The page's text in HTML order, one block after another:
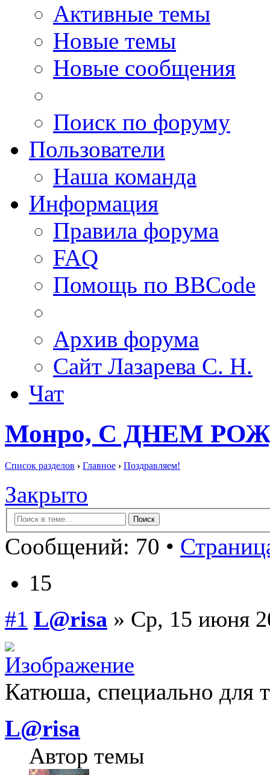
Активные темы
Новые темы
Новые сообщения
Поиск по форуму
Пользователи
Наша команда
Информация
Правила форума
FAQ
Помощь по BBCode
Архив форума
Сайт Лазарева С. Н.
Чат
Монро, С ДНЕМ
Список разделов › Главное › Поздравляем!
Закрыто
Сообщений: 70 •
15
#1 L@risa » Ср, 15 июня
Катюша, специально для
L@risa
Автор темы